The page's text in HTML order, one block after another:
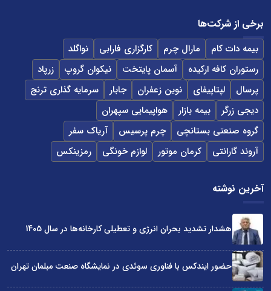
برخی از شرکت‌ها
بیمه دات کام مارال چرم کارگزاری فارابی
نواگلد
رستوران کافه ارکیده
آسمان پایتخت نیکوان گروپ
زرپاد
پرسال
لپتاپیفای نوین زعفران جابار
سرمایه گذاری ترنج
دیجی زرگر
بیمه بازار
هواپیمایی سپهران
گروه صنعتی بستانچی
چرم پرسیس
آریاک سفر
آروند گارانتی
کرمان موتور لوازم خونگی رمزینکس
آخرین نوشته
هشدار تشدید بحران انرژی و تعطیلی کارخانه‌ها در سال 1405
حضور ایندکس با فناوری سوئدی در نمایشگاه صنعت مبلمان تهران